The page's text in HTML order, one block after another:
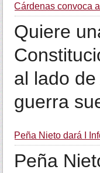
Cárdenas convoca
Quiere
al lado
guerra
Peña Nieto dará I
Peña